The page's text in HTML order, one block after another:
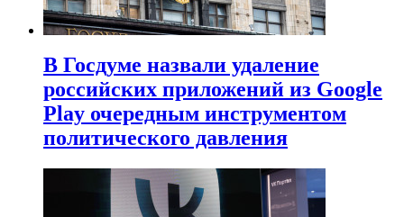
В Госдуме назвали удаление
российских приложений из Google
Play очередным инструментом
политического давления